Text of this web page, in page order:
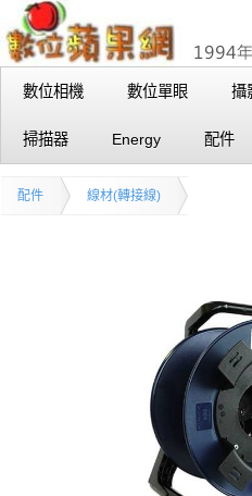
數位相機 數位單眼 攝
掃描器 Energy 配件
配件 線材(轉接線)